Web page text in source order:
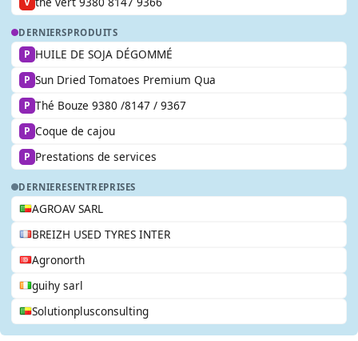
DERNIERSPRODUITS
P HUILE DE SOJA DÉGOMMÉ
P Sun Dried Tomatoes Premium Qua
P Thé Bouze 9380 /8147 / 9367
P Coque de cajou
P Prestations de services
DERNIERESENTREPRISES
AGROAV SARL
BREIZH USED TYRES INTER
Agronorth
guihy sarl
Solutionplusconsulting